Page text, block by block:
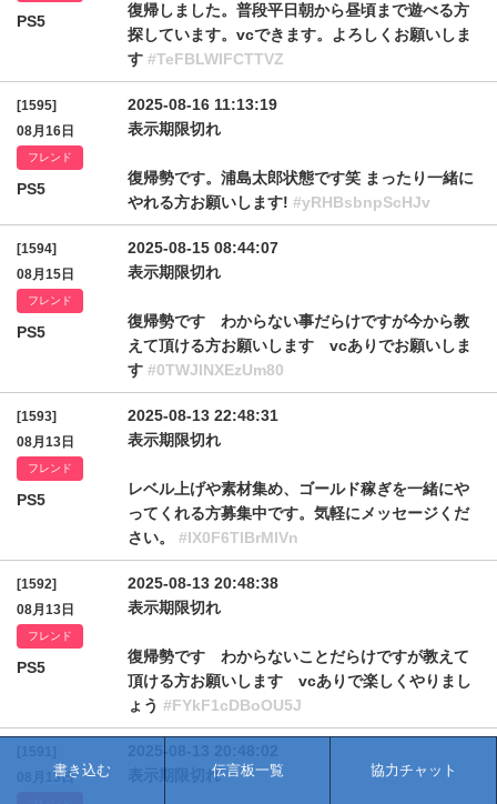
PS5
復帰しました。普段平日朝から昼頃まで遊べる方
探しています。vcできます。よろしくお願いしま
す #TeFBLWlFCTTVZ
[1595]
08月16日
フレンド
PS5
2025-08-16 11:13:19
表示期限切れ
復帰勢です。浦島太郎状態です笑 まったり一緒に
やれる方お願いします! #yRHBsbnpScHJv
[1594]
08月15日
フレンド
PS5
2025-08-15 08:44:07
表示期限切れ
復帰勢です わからない事だらけですが今から教
えて頂ける方お願いします vcありでお願いしま
す #0TWJINXEzUm80
[1593]
08月13日
フレンド
PS5
2025-08-13 22:48:31
表示期限切れ
レベル上げや素材集め、ゴールド稼ぎを一緒にや
ってくれる方募集中です。気軽にメッセージくだ
さい。 #IX0F6TlBrMlVn
[1592]
08月13日
フレンド
PS5
2025-08-13 20:48:38
表示期限切れ
復帰勢です わからないことだらけですが教えて
頂ける方お願いします vcありで楽しくやりまし
ょう #FYkF1cDBoOU5J
08月13日
表示期限切れ
書き込む 伝言板一覧 協力チャット